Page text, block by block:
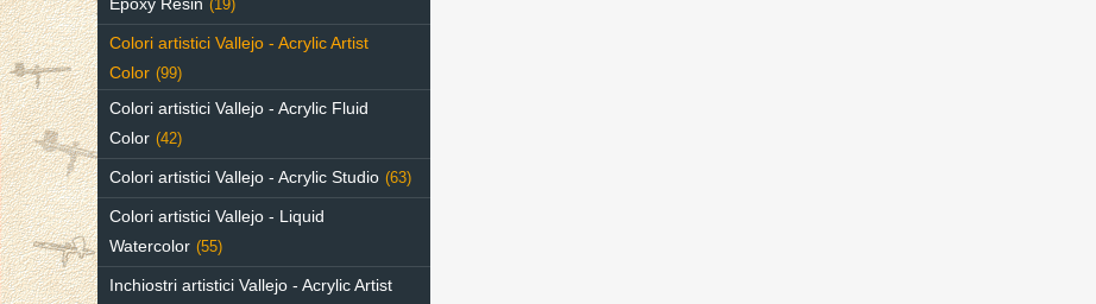
(19)
Colori artistici Vallejo - Acrylic Artist
Color (99)
Colori artistici Vallejo - Acrylic Fluid
Color (42)
Colori artistici Vallejo - Acrylic Studio (63)
Colori artistici Vallejo - Liquid
Watercolor (55)
Inchiostri artistici Vallejo - Acrylic Artist